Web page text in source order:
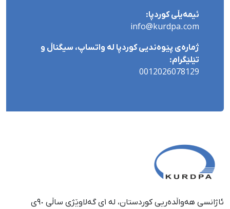
ئیمەیڵی کوردپا:
info@kurdpa.com
ژمارەی پێوەندیی کوردپا لە واتساپ، سیگناڵ و
تێلێگرام:
0012026078129
ئاژانسی هەواڵدەریی کوردستان، لە ١ی گەلاوێژی ساڵی ٩٠ی